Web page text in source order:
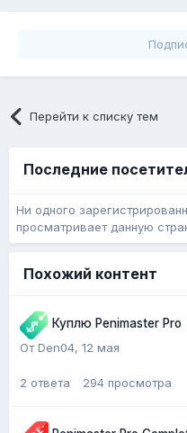
Перейти к списку тем
Последние
Ни одного
просматривает данную
Похожий контент
Куплю Penimaster Pro
От Den04, 12 мая
2 ответа 294 просмотра